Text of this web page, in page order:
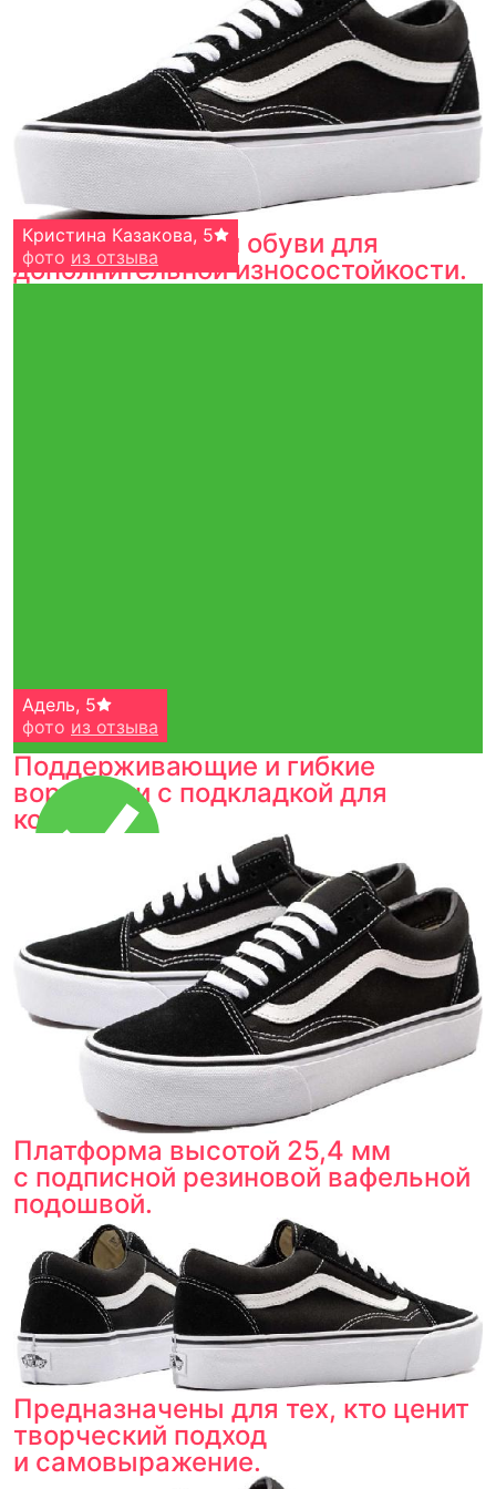
Усиленные носки обуви для
дополнительной износостойкости.
Super Hero, 5
фото из отзыва
Кристина Казакова, 5
фото из отзыва
Тройная гарантия
оригинальности
Товар сертифицирован и опломбирован.
Проверяем на оригинальность
по 16 параметрам.
Если придёт подделка — вернём деньги
в трёхкратном размере.
Как мы провеяем товары
Адель, 5
фото из отзыва
Поддерживающие и гибкие
воротники с подкладкой для
комфорта.
Платформа высотой 25,4 мм
с подписной резиновой вафельной
подошвой.
Предназначены для тех, кто ценит
творческий подход
и самовыражение.